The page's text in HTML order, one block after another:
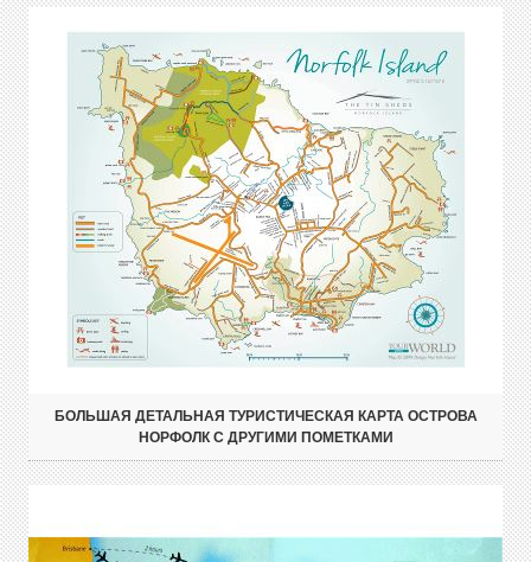
БОЛЬШАЯ ДЕТАЛЬНАЯ ТУРИСТИЧЕСКАЯ КАРТА ОСТРОВА
НОРФОЛК С ДРУГИМИ ПОМЕТКАМИ